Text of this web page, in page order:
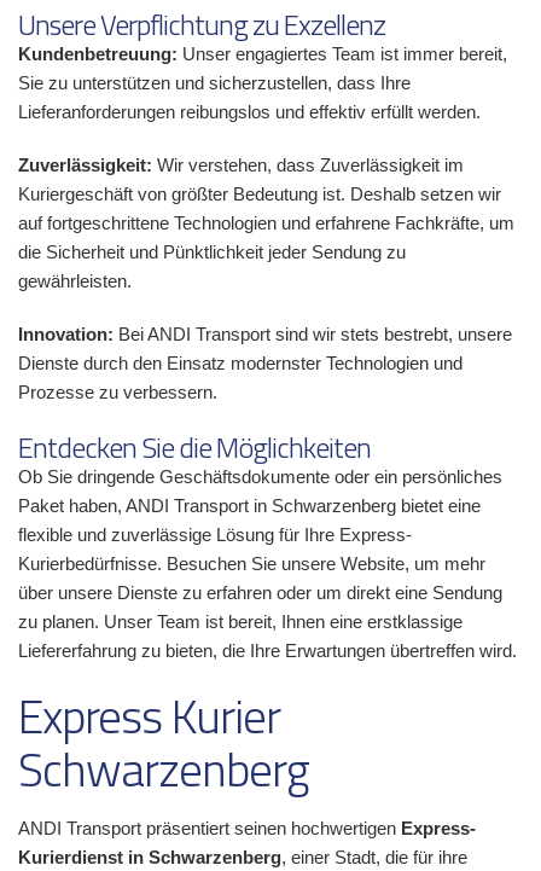
Unsere Verpflichtung zu Exzellenz
Kundenbetreuung: Unser engagiertes Team ist immer bereit,
Sie zu unterstützen und sicherzustellen, dass Ihre
Lieferanforderungen reibungslos und effektiv erfüllt werden.
Zuverlässigkeit: Wir verstehen, dass Zuverlässigkeit im
Kuriergeschäft von größter Bedeutung ist. Deshalb setzen wir
auf fortgeschrittene Technologien und erfahrene Fachkräfte, um
die Sicherheit und Pünktlichkeit jeder Sendung zu
gewährleisten.
Innovation: Bei ANDI Transport sind wir stets bestrebt, unsere
Dienste durch den Einsatz modernster Technologien und
Prozesse zu verbessern.
Entdecken Sie die Möglichkeiten
Ob Sie dringende Geschäftsdokumente oder ein persönliches
Paket haben, ANDI Transport in Schwarzenberg bietet eine
flexible und zuverlässige Lösung für Ihre Express-
Kurierbedürfnisse. Besuchen Sie unsere Website, um mehr
über unsere Dienste zu erfahren oder um direkt eine Sendung
zu planen. Unser Team ist bereit, Ihnen eine erstklassige
Liefererfahrung zu bieten, die Ihre Erwartungen übertreffen wird.
Express Kurier
Schwarzenberg
ANDI Transport präsentiert seinen hochwertigen Express-
Kurierdienst in Schwarzenberg, einer Stadt, die für ihre